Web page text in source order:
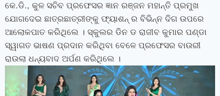
କେ.ଡି., କୁଳ ସଚିବ ପ୍ରଫେସର ଜ୍ଞାନ ରଞ୍ଜନ ମହାନ୍ତି ପ୍ରମୁଖ
ଯୋଗଦେଇ ଛାତ୍ରଛାତ୍ରୀଙ୍କୁ ଫ୍ୟାଶନ୍ ର ବିଭିନ୍ନ ଦିଗ ଉପରେ
ଆଲୋକପାତ କରିଥିଲେ । ସ୍କୁଲର ଡିନ ଡ ରାଜୀବ କୁମାର ପଣ୍ଡା
ସ୍ୱାଗତ ଭାଷଣ ପ୍ରଦାନ କରିଥିବା ବେଳେ ପ୍ରଫେସର ବାଉରୀ
ରାଉଲା ଧନ୍ୟବାଦ ଅର୍ପଣ କରିଥିଲେ ।